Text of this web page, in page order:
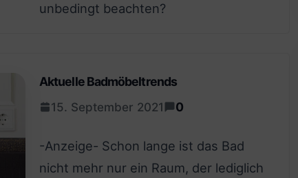
unbedingt beachten?
Aktuelle Badmöbeltrends
15. September 2021 0
-Anzeige- Schon lange ist das Bad
nicht mehr nur ein Raum, der lediglich